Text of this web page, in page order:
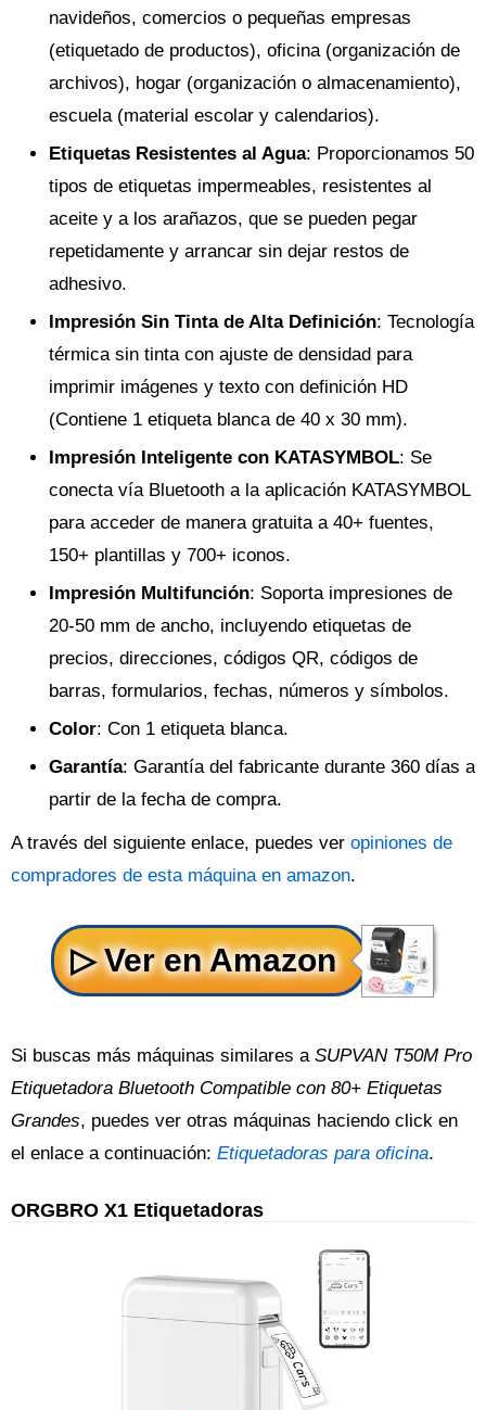
navideños, comercios o pequeñas empresas
(etiquetado de productos), oficina (organización de
archivos), hogar (organización o almacenamiento),
escuela (material escolar y calendarios).
Etiquetas Resistentes al Agua: Proporcionamos 50
tipos de etiquetas impermeables, resistentes al
aceite y a los arañazos, que se pueden pegar
repetidamente y arrancar sin dejar restos de
adhesivo.
Impresión Sin Tinta de Alta Definición: Tecnología
térmica sin tinta con ajuste de densidad para
imprimir imágenes y texto con definición HD
(Contiene 1 etiqueta blanca de 40 x 30 mm).
Impresión Inteligente con KATASYMBOL: Se
conecta vía Bluetooth a la aplicación KATASYMBOL
para acceder de manera gratuita a 40+ fuentes,
150+ plantillas y 700+ iconos.
Impresión Multifunción: Soporta impresiones de
20-50 mm de ancho, incluyendo etiquetas de
precios, direcciones, códigos QR, códigos de
barras, formularios, fechas, números y símbolos.
Color: Con 1 etiqueta blanca.
Garantía: Garantía del fabricante durante 360 días a
partir de la fecha de compra.
A través del siguiente enlace, puedes ver opiniones de
compradores de esta máquina en amazon.
Si buscas más máquinas similares a SUPVAN T50M Pro
Etiquetadora Bluetooth Compatible con 80+ Etiquetas
Grandes, puedes ver otras máquinas haciendo click en
el enlace a continuación: Etiquetadoras para oficina.
ORGBRO X1 Etiquetadoras